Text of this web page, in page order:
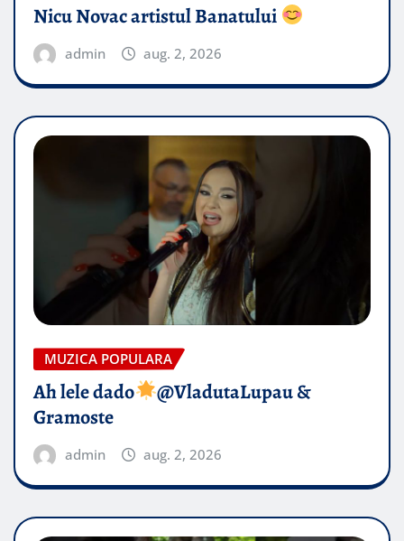
Nicu Novac artistul Banatului
admin aug. 2, 2026
MUZICA POPULARA
Ah lele dado​
@VladutaLupau &
Gramoste
admin aug. 2, 2026